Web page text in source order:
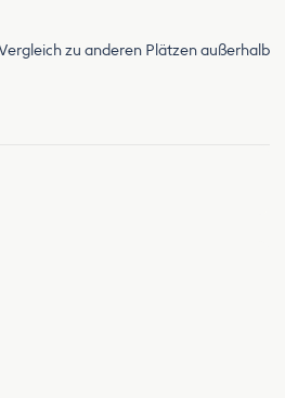
zu anderen Plätzen außerhalb